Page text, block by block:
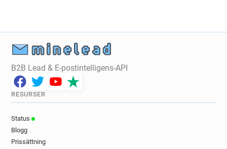
f***********@danskebank.co.uk
z********@danskebank.co.uk
n******@danskebank.co.uk
y***********@danskebank.co.uk
z*******@danskebank.co.uk
r*******@danskebank.co.uk
o**********@danskebank.co.uk
e************@danskebank.co.uk
B2B Lead & E-postintelligens-API
RESURSER
Status
Blogg
Prissättning